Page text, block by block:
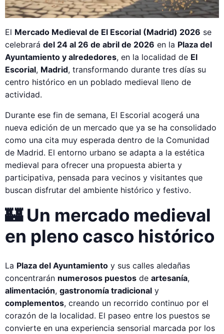
El Mercado Medieval de El Escorial (Madrid) 2026 se
celebrará del 24 al 26 de abril de 2026 en la Plaza del
Ayuntamiento y alrededores, en la localidad de El
Escorial, Madrid, transformando durante tres días su
centro histórico en un poblado medieval lleno de
actividad.
Durante ese fin de semana, El Escorial acogerá una
nueva edición de un mercado que ya se ha consolidado
como una cita muy esperada dentro de la Comunidad
de Madrid. El entorno urbano se adapta a la estética
medieval para ofrecer una propuesta abierta y
participativa, pensada para vecinos y visitantes que
buscan disfrutar del ambiente histórico y festivo.
🏰 Un mercado medieval
en pleno casco histórico
La Plaza del Ayuntamiento y sus calles aledañas
concentrarán numerosos puestos de artesanía,
alimentación, gastronomía tradicional y
complementos, creando un recorrido continuo por el
corazón de la localidad. El paseo entre los puestos se
convierte en una experiencia sensorial marcada por los